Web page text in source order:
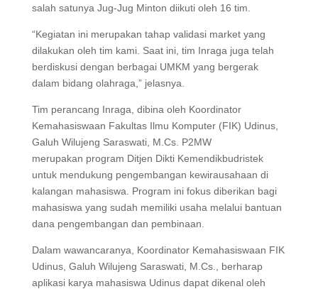
salah satunya Jug-Jug Minton diikuti oleh 16 tim.
“Kegiatan ini merupakan tahap validasi market yang
dilakukan oleh tim kami. Saat ini, tim Inraga juga telah
berdiskusi dengan berbagai UMKM yang bergerak
dalam bidang olahraga,” jelasnya.
Tim perancang Inraga, dibina oleh Koordinator
Kemahasiswaan Fakultas Ilmu Komputer (FIK) Udinus,
Galuh Wilujeng Saraswati, M.Cs. P2MW
merupakan program Ditjen Dikti Kemendikbudristek
untuk mendukung pengembangan kewirausahaan di
kalangan mahasiswa. Program ini fokus diberikan bagi
mahasiswa yang sudah memiliki usaha melalui bantuan
dana pengembangan dan pembinaan.
Dalam wawancaranya, Koordinator Kemahasiswaan FIK
Udinus, Galuh Wilujeng Saraswati, M.Cs., berharap
aplikasi karya mahasiswa Udinus dapat dikenal oleh